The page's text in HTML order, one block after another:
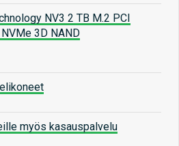
NV3 2 TB M.2 PCI
3D NAND
myös kasauspalvelu